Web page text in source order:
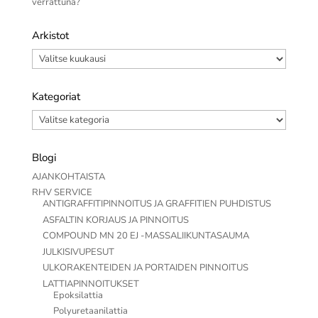
Arkistot
Arkistot
Kategoriat
Kategoriat
Blogi
AJANKOHTAISTA
RHV SERVICE
ANTIGRAFFITIPINNOITUS JA GRAFFITIEN PUHDISTUS
ASFALTIN KORJAUS JA PINNOITUS
COMPOUND MN 20 EJ -MASSALIIKUNTASAUMA
JULKISIVUPESUT
ULKORAKENTEIDEN JA PORTAIDEN PINNOITUS
LATTIAPINNOITUKSET
Epoksilattia
Polyuretaanilattia